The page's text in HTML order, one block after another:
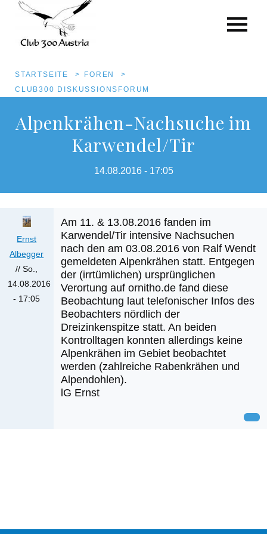
Direkt
zum
Pfadnavigation
STARTSEITE
FOREN
CLUB300 DISKUSSIONSFORUM
Alpenkrähen-Nachsuche im
Karwendel/Tir
14.08.2016 - 17:05
Ernst
Albegger
//So.,
14.08.2016
- 17:05
Am 11. & 13.08.2016 fanden im
Karwendel/Tir intensive Nachsuchen
nach den am 03.08.2016 von Ralf Wendt
gemeldeten Alpenkrähen statt. Entgegen
der (irrtümlichen) ursprünglichen
Verortung auf ornitho.de fand diese
Beobachtung laut telefonischer Infos des
Beobachters nördlich der
Dreizinkenspitze statt. An beiden
Kontrolltagen konnten allerdings keine
Alpenkrähen im Gebiet beobachtet
werden (zahlreiche Rabenkrähen und
Alpendohlen).
lG Ernst